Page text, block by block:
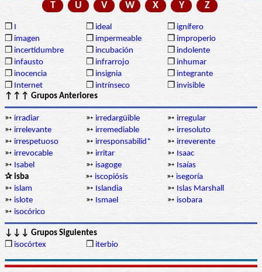
T
U V W X Y Z
❒ I ❒ ideal ❒ ignífero
❒ imagen ❒ impermeable ❒ improperio
❒ incertidumbre ❒ incubación ❒ indolente
❒ infausto ❒ infrarrojo ❒ inhumar
❒ inocencia ❒ insignia ❒ integrante
❒ Internet ❒ intrínseco ❒ invisible
↑↑↑ Grupos Anteriores
➳ irradiar ➳ irredargüible ➳ irregular
➳ irrelevante ➳ irremediable ➳ irresoluto
➳ irrespetuoso ➳ irresponsabilid* ➳ irreverente
➳ irrevocable ➳ irritar ➳ Isaac
➳ Isabel ➳ isagoge ➳ Isaías
✰ isba
➳ iscopiósis ➳ isegoría
➳ islam ➳ Islandia ➳ Islas Marshall
➳ islote ➳ Ismael ➳ isobara
➳ isocórico
↓↓↓ Grupos Siguientes
❒ isocórtex ❒ iterbio